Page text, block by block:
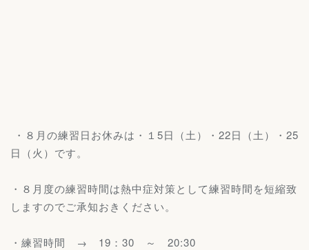
・８月の練習日お休みは・１5日（土）・22日（土）・25
日（火）です。
・８月度の練習時間は熱中症対策として練習時間を短縮致
しますのでご承知おきください。
・練習時間 → 19：30 ～ 20:30